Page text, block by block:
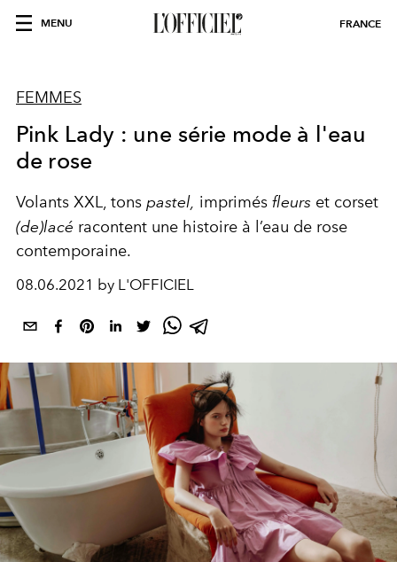
MENU FRANCE
FEMMES
Pink Lady : une série mode à l'eau
de rose
Volants XXL, tons pastel, imprimés fleurs et corset
(de)lacé racontent une histoire à l’eau de rose
contemporaine.
08.06.2021 by L'OFFICIEL